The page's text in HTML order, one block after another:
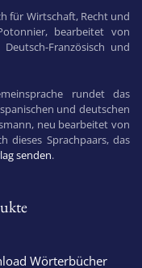
für Wirtschaft, Recht und
bearbeitet von
Französisch und
rundet das
und deutschen
neu bearbeitet von
dieses Sprachpaars, das
senden.
Wörterbücher